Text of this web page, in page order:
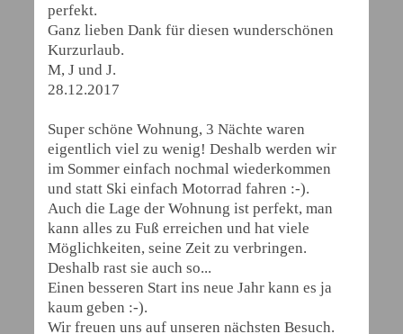
perfekt.
Ganz lieben Dank für diesen wunderschönen
Kurzurlaub.
M, J und J.
28.12.2017
Super schöne Wohnung, 3 Nächte waren
eigentlich viel zu wenig! Deshalb werden wir
im Sommer einfach nochmal wiederkommen
und statt Ski einfach Motorrad fahren :-).
Auch die Lage der Wohnung ist perfekt, man
kann alles zu Fuß erreichen und hat viele
Möglichkeiten, seine Zeit zu verbringen.
Deshalb rast sie auch so...
Einen besseren Start ins neue Jahr kann es ja
kaum geben :-).
Wir freuen uns auf unseren nächsten Besuch.